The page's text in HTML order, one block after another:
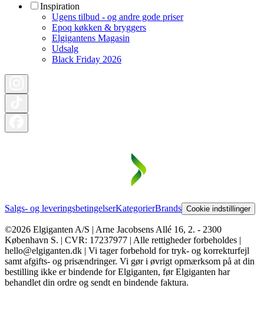
Inspiration
Ugens tilbud - og andre gode priser
Epoq køkken & bryggers
Elgigantens Magasin
Udsalg
Black Friday 2026
Salgs- og leveringsbetingelserKategorierBrands Cookie indstillinger
©2026 Elgiganten A/S | Arne Jacobsens Allé 16, 2. - 2300
København S. | CVR: 17237977 | Alle rettigheder forbeholdes |
hello@elgiganten.dk | Vi tager forbehold for tryk- og korrekturfejl
samt afgifts- og prisændringer. Vi gør i øvrigt opmærksom på at din
bestilling ikke er bindende for Elgiganten, før Elgiganten har
behandlet din ordre og sendt en bindende faktura.